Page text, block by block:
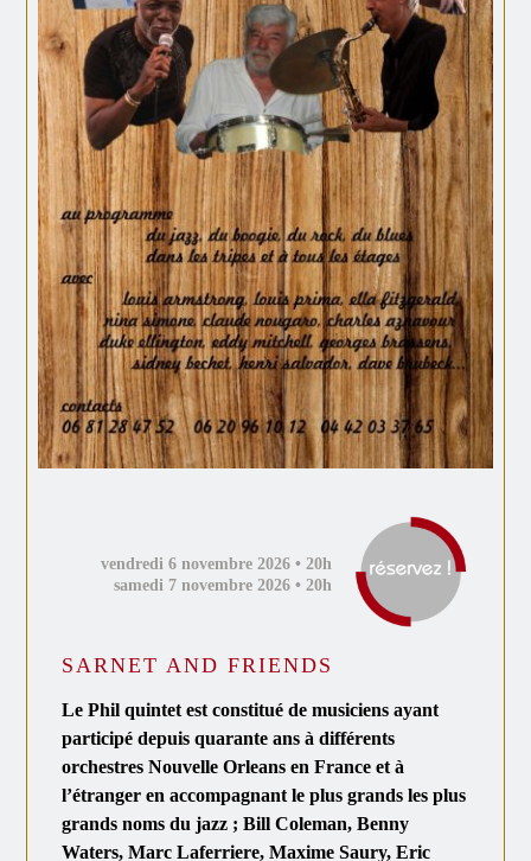
vendredi 6 novembre 2026 • 20h
samedi 7 novembre 2026 • 20h
SARNET AND FRIENDS
Le Phil quintet est constitué de musiciens ayant
participé depuis quarante ans à différents
orchestres Nouvelle Orleans en France et à
l’étranger en accompagnant le plus grands les plus
grands noms du jazz ; Bill Coleman, Benny
Waters, Marc Laferriere, Maxime Saury, Eric